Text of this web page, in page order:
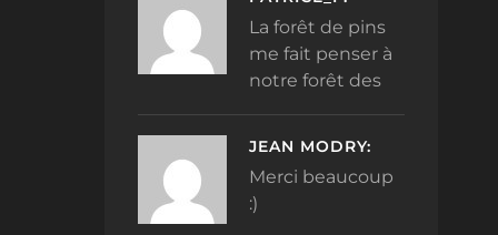
La forêt de pins
me fait penser à
notre forêt des
JEAN MODRY:
Merci beaucoup
:)